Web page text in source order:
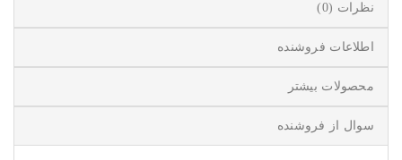
نظرات (0)
اطلاعات فروشنده
محصولات بیشتر
سوال از فروشنده